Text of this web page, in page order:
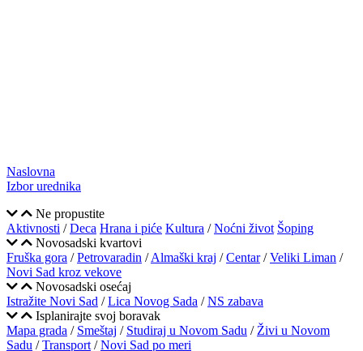
Naslovna
Izbor urednika
Ne propustite
Aktivnosti /Deca Hrana i piće Kultura /Noćni život Šoping
Novosadski kvartovi
Fruška gora /Petrovaradin /Almaški kraj /Centar/Veliki Liman /
Novi Sad kroz vekove
Novosadski osećaj
Istražite Novi Sad /Lica Novog Sada /NS zabava
Isplanirajte svoj boravak
Mapa grada / Smeštaj / Studiraj u Novom Sadu / Živi u Novom
Sadu /Transport /Novi Sad po meri